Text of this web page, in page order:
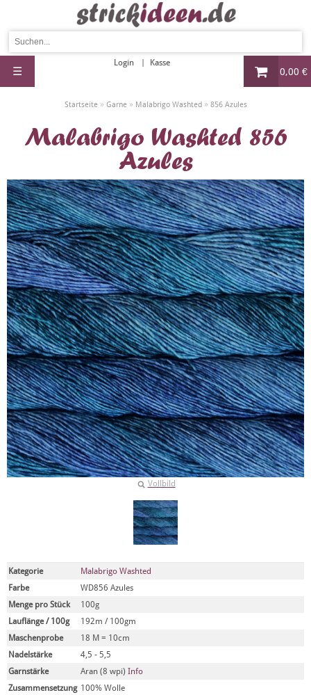
0,00 €
Login Kasse
☰
Startseite» Garne» Malabrigo Washted» 856 Azules
Malabrigo Washted 856
Azules
Vollbild
Kategorie
Malabrigo Washted
Farbe
WD856 Azules
Menge pro Stück
100g
Lauflänge / 100g
192m / 100gm
Maschenprobe
18 M = 10cm
Nadelstärke
4,5 - 5,5
Garnstärke
Aran (8 wpi) Info
Zusammensetzung 100% Wolle